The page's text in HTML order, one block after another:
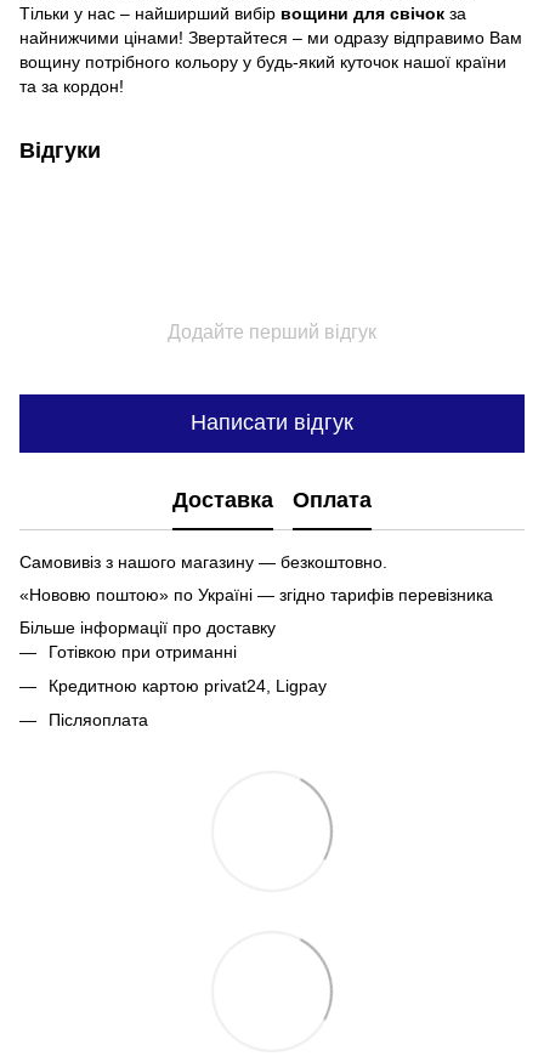
Тільки у нас – найширший вибір вощини для свічок за
найнижчими цінами! Звертайтеся – ми одразу відправимо Вам
вощину потрібного кольору у будь-який куточок нашої країни
та за кордон!
Відгуки
Додайте перший відгук
Написати відгук
Доставка Оплата
Самовивіз з нашого магазину — безкоштовно.
«Нововю поштою» по Україні — згідно тарифів перевізника
Більше інформації про доставку
Готівкою при отриманні
Кредитною картою privat24, Ligpay
Післяоплата